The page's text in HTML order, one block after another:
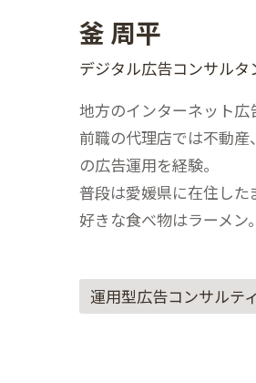
釜 周平
デジタル広告コンサルタ
地方のインターネット広
前職の代理店では不動
の広告運用を経験。
普段は愛媛県に在住した
好きな食べ物はラーメン。
運用型広告コンサルテ